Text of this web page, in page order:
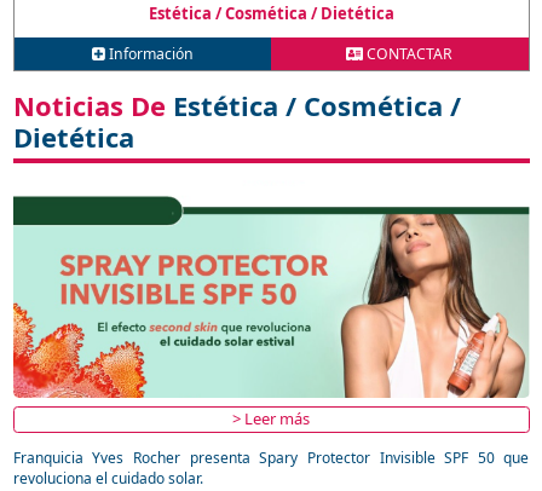
Estética / Cosmética / Dietética
Información CONTACTAR
Noticias De Estética / Cosmética /
Dietética
> Leer más
Franquicia Yves Rocher presenta Spary Protector Invisible SPF 50 que
revoluciona el cuidado solar.